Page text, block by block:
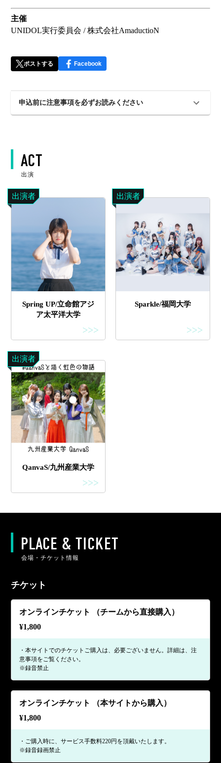
主催
UNIDOL実行委員会 / 株式会社AmaductioN
ポストする Facebook
申込前に注意事項を必ずお読みください
ACT
出演
出演者
Spring UP/立命館アジ
ア太平洋大学
>>>
出演者
Sparkle/福岡大学
>>>
出演者
QanvaS/九州産業大学
>>>
PLACE & TICKET
会場・チケット情報
チケット
オンラインチケット （チームから直接購入）
¥1,800
・本サイトでのチケットご購入は、必要ございません。詳細は、注
意事項をご覧ください。
※録音禁止
オンラインチケット （本サイトから購入）
¥1,800
・ご購入時に、サービス手数料220円を頂戴いたします。
※録音録画禁止